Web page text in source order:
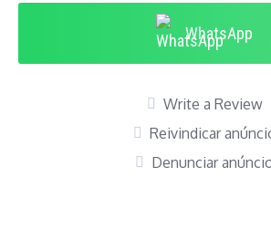
WhatsApp
Write a Review
Reivindicar
Denunciar